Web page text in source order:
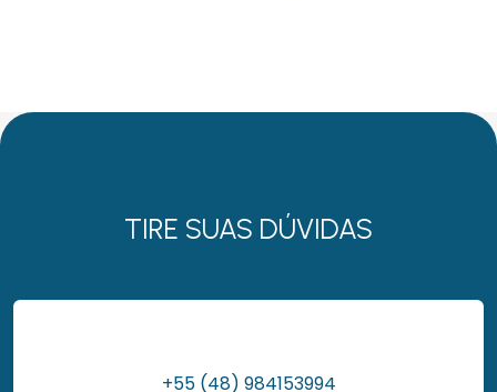
TIRE SUAS DÚVIDAS
+55 (48) 984153994